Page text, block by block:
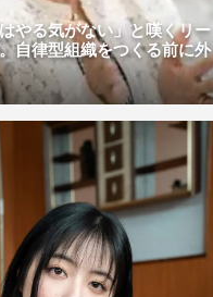
はやる気がない」と嘆くリー
自律型組織をつくる前に外